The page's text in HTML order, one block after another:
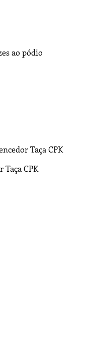
Taça CPK
Taça CPK